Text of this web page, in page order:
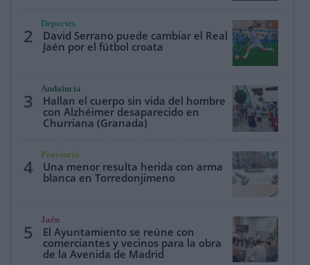
2
Deportes
David Serrano puede cambiar el Real
Jaén por el fútbol croata
3
Andalucía
Hallan el cuerpo sin vida del hombre
con Alzhéimer desaparecido en
Churriana (Granada)
4
Provincia
Una menor resulta herida con arma
blanca en Torredonjimeno
5
Jaén
El Ayuntamiento se reúne con
comerciantes y vecinos para la obra
de la Avenida de Madrid